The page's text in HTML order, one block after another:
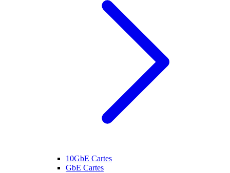
10GbE Cartes
GbE Cartes